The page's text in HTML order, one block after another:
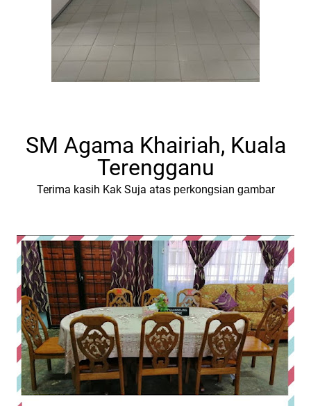
SM Agama Khairiah, Kuala
Terengganu
Terima kasih Kak Suja atas perkongsian gambar